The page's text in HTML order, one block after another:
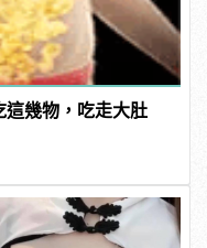
這幾物，吃走大肚